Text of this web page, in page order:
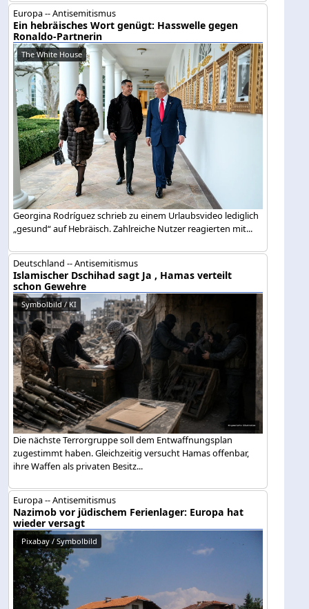
Europa -- Antisemitismus
Ein hebräisches Wort genügt: Hasswelle gegen
Ronaldo-Partnerin
The White House
Georgina Rodríguez schrieb zu einem Urlaubsvideo lediglich
„gesund“ auf Hebräisch. Zahlreiche Nutzer reagierten mit...
Deutschland -- Antisemitismus
Islamischer Dschihad sagt Ja , Hamas verteilt
schon Gewehre
Symbolbild / KI
Die nächste Terrorgruppe soll dem Entwaffnungsplan
zugestimmt haben. Gleichzeitig versucht Hamas offenbar,
ihre Waffen als privaten Besitz...
Europa -- Antisemitismus
Nazimob vor jüdischem Ferienlager: Europa hat
wieder versagt
Pixabay / Symbolbild